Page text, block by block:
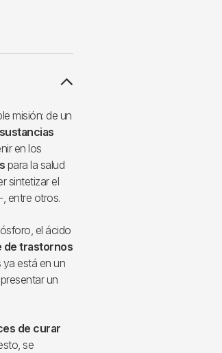
misión: de un
en los
para la salud
sintetizar el
entre otros.
el ácido
de trastornos
ya está en un
un
de curar
se